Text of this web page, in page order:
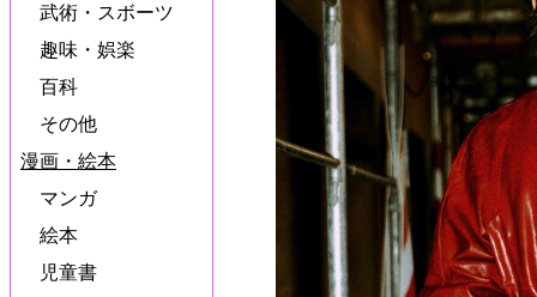
武術・スボーツ
趣味・娯楽
百科
その他
漫画・絵本
マンガ
絵本
児童書